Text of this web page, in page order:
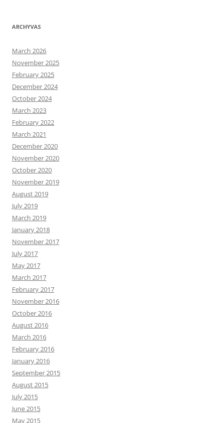
ARCHYVAS
March 2026
November 2025
February 2025
December 2024
October 2024
March 2023
February 2022
March 2021
December 2020
November 2020
October 2020
November 2019
August 2019
July 2019
March 2019
January 2018
November 2017
July 2017
May 2017
March 2017
February 2017
November 2016
October 2016
August 2016
March 2016
February 2016
January 2016
September 2015
August 2015
July 2015
June 2015
May 2015